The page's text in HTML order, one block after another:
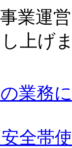
業運
上げ
業務
全帯